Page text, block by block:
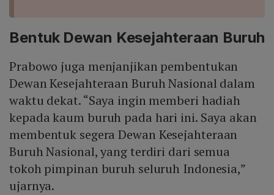
Bentuk Dewan Kesejahteraan Buruh
Prabowo juga menjanjikan pembentukan
Dewan Kesejahteraan Buruh Nasional dalam
waktu dekat. “Saya ingin memberi hadiah
kepada kaum buruh pada hari ini. Saya akan
membentuk segera Dewan Kesejahteraan
Buruh Nasional, yang terdiri dari semua
tokoh pimpinan buruh seluruh Indonesia,”
ujarnya.